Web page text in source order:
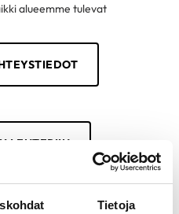
Tietoja
alueemme tulevat